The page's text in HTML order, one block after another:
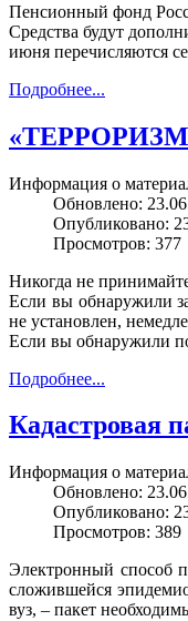
Пенсионный фонд
Средства будут
июня перечисляются
Подробнее...
Информация о
Обновлено:
Опубликовано:
Просмотров: 377
Никогда не
Если вы обнаружили
не установлен,
Если вы обнаружили
Подробнее...
Кадастровая
Информация о
Обновлено:
Опубликовано:
Просмотров: 389
Электронный способ
сложившейся
вуз, – пакет